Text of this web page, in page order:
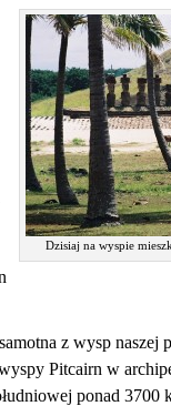
Dzisiaj na wyspie
z wysp naszej
Pitcairn w
ponad 3700